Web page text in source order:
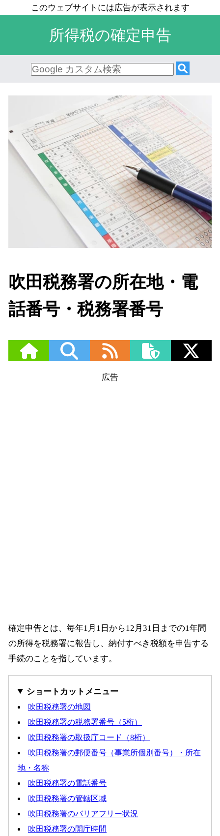
所得税の確定申告
吹田税務署の所在地・電
話番号・税務署番号
確定申告とは、毎年1月1日から12月31日までの1年間
の所得を税務署に報告し、納付すべき税額を申告する
手続のことを指しています。
ショートカットメニュー
吹田税務署の地図
吹田税務署の税務署番号（5桁）
吹田税務署の取扱庁コード（8桁）
吹田税務署の郵便番号（事業所個別番号）・所在
地・名称
吹田税務署の電話番号
吹田税務署の管轄区域
吹田税務署のバリアフリー状況
吹田税務署の開庁時間